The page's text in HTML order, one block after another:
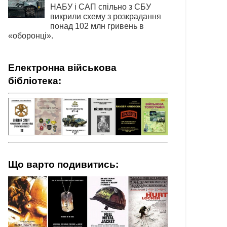
НАБУ і САП спільно з СБУ
викрили схему з розкрадання
понад 102 млн гривень в
«оборонці».
Електронна військова
бібліотека:
Що варто подивитись: